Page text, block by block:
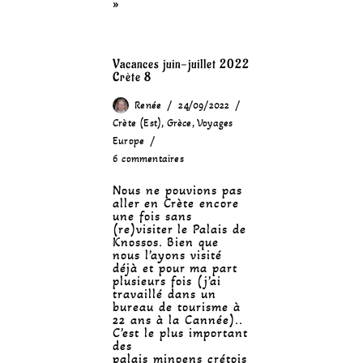
Vacances juin-juillet 2022
Crète 8
Renée
24/09/2022
Crète (Est), Grèce,Voyages
Europe
6 commentaires
Nous ne pouvions pas
aller en Crète encore
une fois sans
(re)visiter le Palais de
Knossos. Bien que
nous l’ayons visité
déjà et pour ma part
plusieurs fois (j’ai
travaillé dans un
bureau de tourisme à
22 ans à la Cannée)..
C’est le plus important
des
palais minoens crétois